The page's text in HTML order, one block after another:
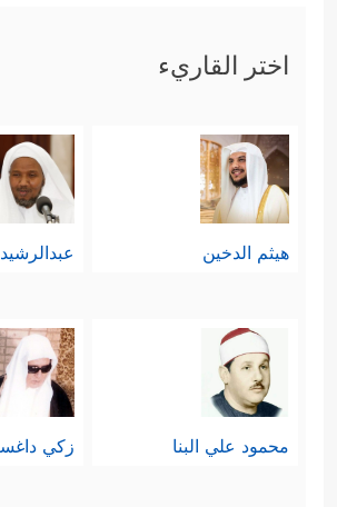
كلِّ هذا يأتي التأكيد الربَّاني أن
﴿فَلَمۡ تَقۡتُلُوهُمۡ وَلَـٰكِنَّ ٱللَّهَ قَتَلَهُمۡۚ وَمَا
وَلَـٰكِنَّ ٱللَّهَ رَمَىٰ﴾
إن القرآن هنا يُؤسِّس
الناس، إنه القتال الذي يربِط
بعالم الشهادة، وهذا الربط
طبيعة القتال وأساليبه
اختر القاريء
هيثم الدخين
محمود علي البنا زكي